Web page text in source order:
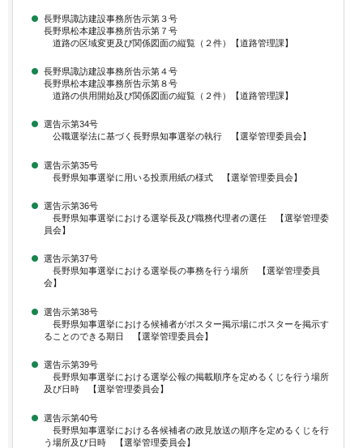
長野県諏訪建設事務所告示第３号
長野県松本建設事務所告示第７号
道路の区域変更及び関係図面の縦覧（２件）【道路管理課】
長野県諏訪建設事務所告示第４号
長野県松本建設事務所告示第８号
道路の供用開始及び関係図面の縦覧（２件）【道路管理課】
選告示第34号
公職選挙法に基づく長野県知事選挙の執行 【選挙管理委員会】
選告示第35号
長野県知事選挙に用いる投票用紙の様式 【選挙管理委員会】
選告示第36号
長野県知事選挙における選挙長及び職務代理者の選任 【選挙管理委
員会】
選告示第37号
長野県知事選挙における選挙長の事務を行う場所 【選挙管理委員
会】
選告示第38号
長野県知事選挙における候補者がポスター掲示場にポスターを掲示す
ることのできる期日 【選挙管理委員会】
選告示第39号
長野県知事選挙における選挙公報の掲載順序を定めるくじを行う場所
及び日時 【選挙管理委員会】
選告示第40号
長野県知事選挙における各候補者の政見放送の順序を定めるくじを行
う場所及び日時 【選挙管理委員会】